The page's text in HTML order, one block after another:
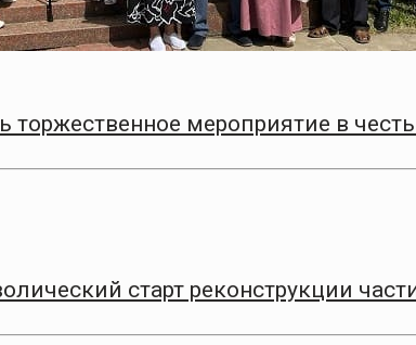
торжественное мероприятие в
старт реконструкции